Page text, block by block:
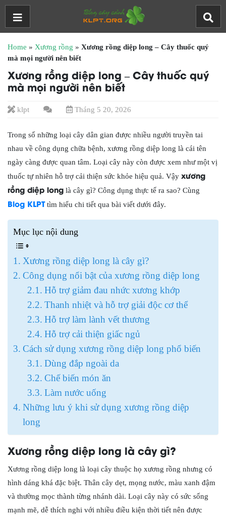
Home » Xương rồng » Xương rồng diệp long – Cây thuốc quý
mà mọi người nên biết
Xương rồng diệp long – Cây thuốc quý
mà mọi người nên biết
klpt Tháng 5 20, 2026
Trong số những loại cây dân gian được nhiều người truyền tai
nhau về công dụng chữa bệnh, xương rồng diệp long là cái tên
ngày càng được quan tâm. Loại cây này còn được xem như một vị
thuốc tự nhiên hỗ trợ cải thiện sức khỏe hiệu quả. Vậy xương
rồng diệp long là cây gì? Công dụng thực tế ra sao? Cùng
Blog KLPTtìm hiểu chi tiết qua bài viết dưới đây.
Mục lục nội dung
Xương rồng diệp long là cây gì?
Công dụng nổi bật của xương rồng diệp long
Hỗ trợ giảm đau nhức xương khớp
Thanh nhiệt và hỗ trợ giải độc cơ thể
Hỗ trợ làm lành vết thương
Hỗ trợ cải thiện giấc ngủ
Cách sử dụng xương rồng diệp long phổ biến
Dùng đắp ngoài da
Chế biến món ăn
Làm nước uống
Những lưu ý khi sử dụng xương rồng diệp
long
Xương rồng diệp long là cây gì?
Xương rồng diệp long là loại cây thuộc họ xương rồng nhưng có
hình dáng khá đặc biệt. Thân cây dẹt, mọng nước, màu xanh đậm
và thường mọc thành từng nhánh dài. Loại cây này có sức sống
mạnh mẽ, dễ thích nghi với nhiều điều kiện thời tiết nên được